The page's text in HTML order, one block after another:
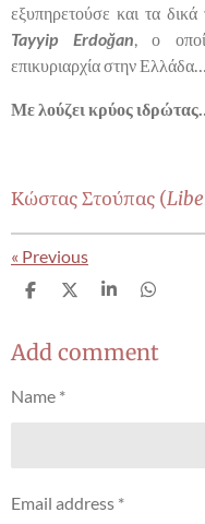
εξυπηρετούσε και τα
Tayyip Erdoğan , ο
επικυριαρχία στην Ελλάδα…
Με λούζει κρύος ιδρώτας…
Κώστας Στούπας (
« Previous
S
r
e
S
r
e
S
r
e
S
r
e
Add comment
Name *
Email address *